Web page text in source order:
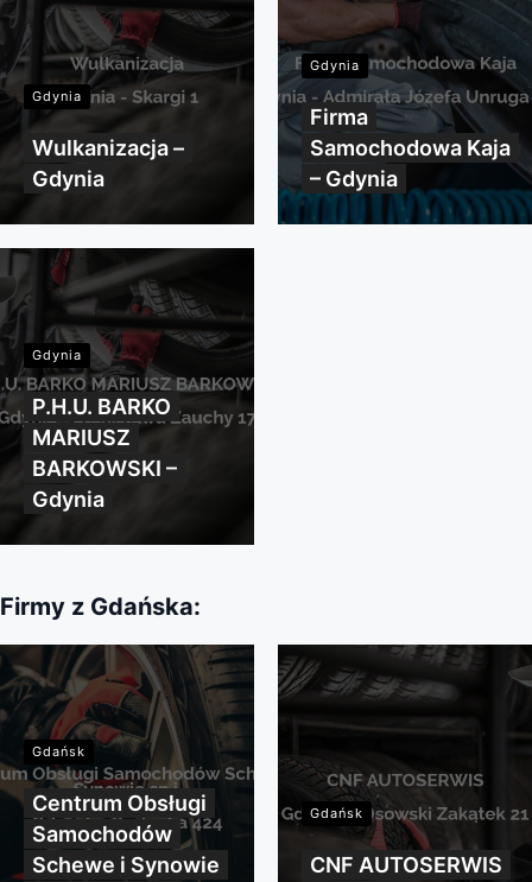
Gdynia
Wulkanizacja –
Gdynia
Gdynia
Firma
Samochodowa Kaja
– Gdynia
Gdynia
P.H.U. BARKO
MARIUSZ
BARKOWSKI –
Gdynia
Firmy z Gdańska:
Gdańsk
Centrum Obsługi
Samochodów
Schewe i Synowie
Gdańsk
CNF AUTOSERWIS